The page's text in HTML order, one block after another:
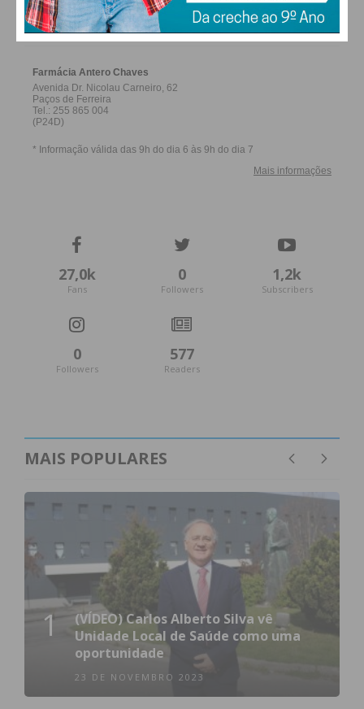
FERREIRA
27,0k
Fans
0
Followers
1,2k
Subscribers
0
Followers
577
Readers
MAIS POPULARES
1
(VÍDEO) Carlos Alberto Silva vê
Unidade Local de Saúde como uma
oportunidade
23 DE NOVEMBRO 2023